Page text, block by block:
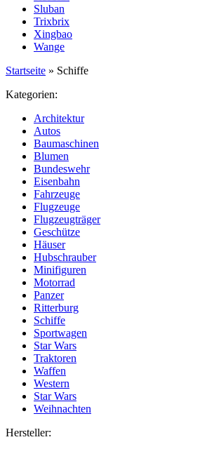
Sluban
Trixbrix
Xingbao
Wange
Startseite » Schiffe
Kategorien:
Architektur
Autos
Baumaschinen
Blumen
Bundeswehr
Eisenbahn
Fahrzeuge
Flugzeuge
Flugzeugträger
Geschütze
Häuser
Hubschrauber
Minifiguren
Motorrad
Panzer
Ritterburg
Schiffe
Sportwagen
Star Wars
Traktoren
Waffen
Western
Star Wars
Weihnachten
Hersteller: